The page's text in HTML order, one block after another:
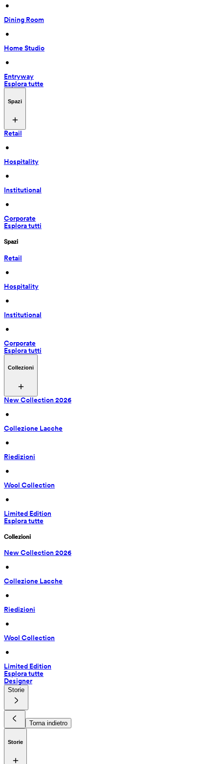
•
Dining Room
•
Home Studio
•
Entryway
Esplora tutte
Spazi
Retail
•
Hospitality
•
Institutional
•
Corporate
Esplora tutti
Spazi
Retail
•
Hospitality
•
Institutional
•
Corporate
Esplora tutti
Collezioni
New Collection 2026
•
Collezione Lacche
•
Riedizioni
•
Wool Collection
•
Limited Edition
Esplora tutte
Collezioni
New Collection 2026
•
Collezione Lacche
•
Riedizioni
•
Wool Collection
•
Limited Edition
Esplora tutte
Designer
Storie
Torna indietro
Storie